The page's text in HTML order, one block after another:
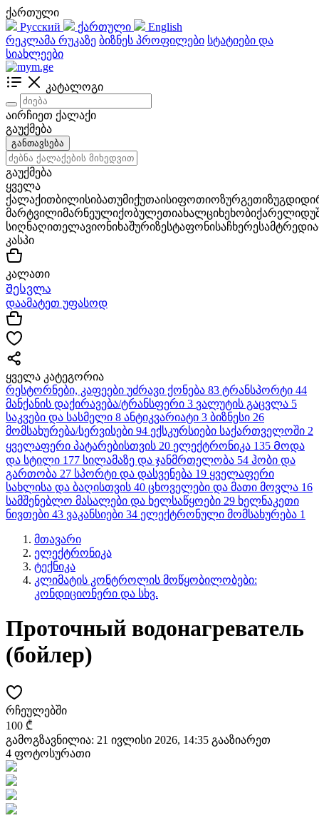
ქართული
Русский
ქართული
English
რეკლამა რუკაზე ბიზნეს პროფილები სტატიები და
სიახლეები
კატალოგი
აირჩიეთ ქალაქი
გაუქმება
განთავსება
გაუქმება
ყველა
ქალაქითბილისიბათუმიქუთაისიფოთიოზურგეთიზუგდიდი
მარტვილიმარნეულიქობულეთიახალციხეხობიქარელი
სიღნაღითელავიონიხაშურიზესტაფონისაჩხერესამტრედია
კასპი
კალათი
Შესვლა
დაამატეთ უფასოდ
ყველა კატეგორია
რესტორნები, კაფეები უძრავი ქონება 83 ტრანსპორტი 44
მანქანის დაქირავება/ტრანსფერი 3 ვალუტის გაცვლა 5
საკვები და სასმელი 8 ანტიკვარიატი 3 ბიზნესი 26
მომსახურება/სერვისები 94 ექსკურსიები საქართველოში 2
ყველაფერი პატარებისთვის 20 ელექტრონიკა 135 Მოდა
და სტილი 177 სილამაზე და ჯანმრთელობა 54 ჰობი და
გართობა 27 სპორტი და დასვენება 19 ყველაფერი
სახლისა და ბაღისთვის 40 ცხოველები და მათი მოვლა 16
სამშენებლო მასალები და ხელსაწყოები 29 ხელნაკეთი
ნივთები 43 ვაკანსიები 34 ელექტრონული მომსახურება 1
მთავარი
ელექტრონიკა
ტექნიკა
კლიმატის კონტროლის მოწყობილობები:
კონდიციონერი და სხვ.
Проточный водонагреватель
(бойлер)
რჩეულებში
100 ₾
გამოგზავნილია: 21 ივლისი 2026, 14:35 გააზიარეთ
4 ფოტოსურათი